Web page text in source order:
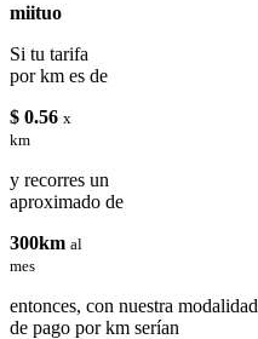
miituo
Si tu tarifa
por km es de
$ 0.56 x
km
y recorres un
aproximado de
300km al
mes
entonces, con nuestra modalidad
de pago por km serían